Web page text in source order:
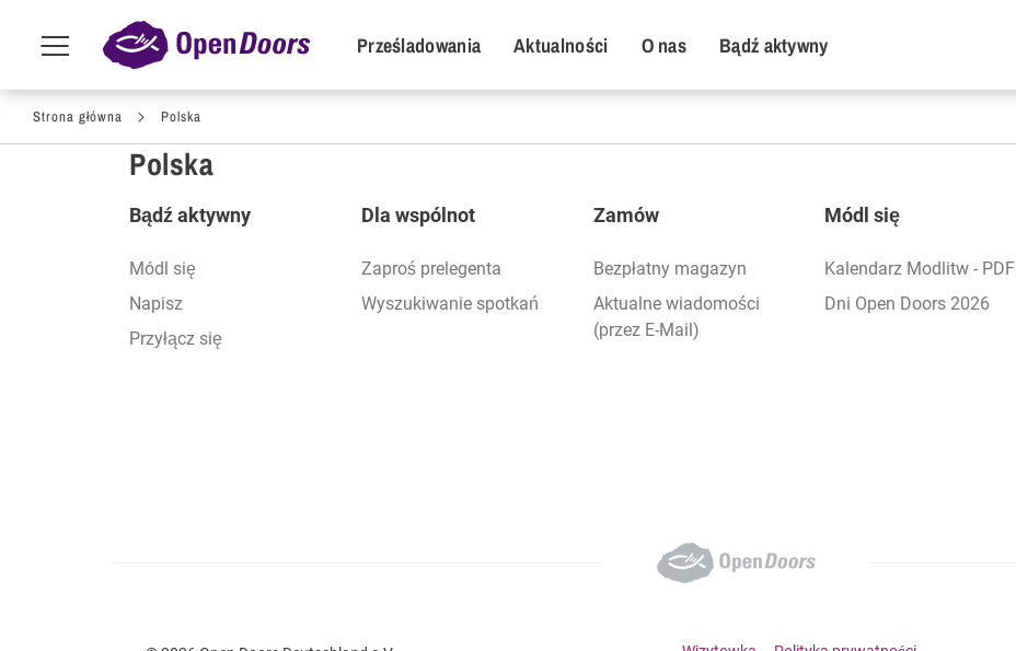
Przejdź do treści
Menu
POI Primary Menu
Prześladowania Aktualności O nas Bądź aktywny
Strona główna Polska
Polska
Footer
Bądź aktywny
Módl się
Napisz
Przyłącz się
Dla wspólnot
Zaproś prelegenta
Wyszukiwanie spotkań
Zamów
Bezpłatny magazyn
Aktualne wiadomości
(przez E-Mail)
Módl się
Kalendarz Modlitw - PDF
Dni Open Doors 2026